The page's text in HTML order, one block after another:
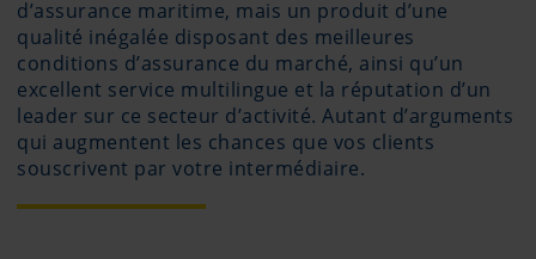
d’assurance maritime, mais un produit d’une
qualité inégalée disposant des meilleures
conditions d’assurance du marché, ainsi qu’un
excellent service multilingue et la réputation d’un
leader sur ce secteur d’activité. Autant d’arguments
qui augmentent les chances que vos clients
souscrivent par votre intermédiaire.